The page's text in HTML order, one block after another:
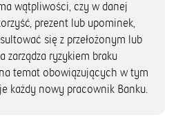
wątpliwości, czy w danej
prezent lub upominek,
się z przełożonym lub
zarządza ryzykiem braku
temat obowiązujących w tym
każdy nowy pracownik Banku.